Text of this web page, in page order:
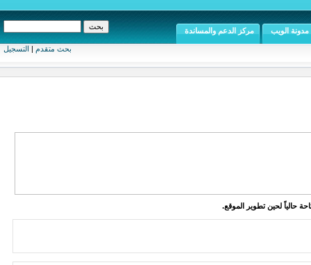
بحث متقدم | التسجيل
مدونة الويب مركز الدعم والمساندة
حالياً لحين تطوير الموقع.